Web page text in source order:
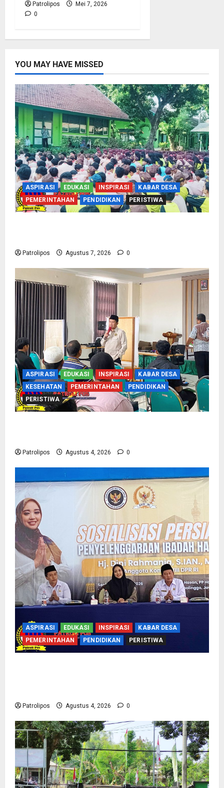
Patrolipos
Mei 7, 2026
0
YOU MAY HAVE MISSED
ASPIRASI EDUKASI INSPIRASI
KABAR DESA
PEMERINTAHAN
PENDIDIKAN PERISTIWA
Patrolipos Agustus 7, 2026 0
ASPIRASI EDUKASI INSPIRASI
KABAR DESA
KESEHATAN
PEMERINTAHAN
PENDIDIKAN
PERISTIWA
Patrolipos Agustus 4, 2026 0
ASPIRASI EDUKASI INSPIRASI
KABAR DESA
PEMERINTAHAN
PENDIDIKAN PERISTIWA
Patrolipos Agustus 4, 2026 0